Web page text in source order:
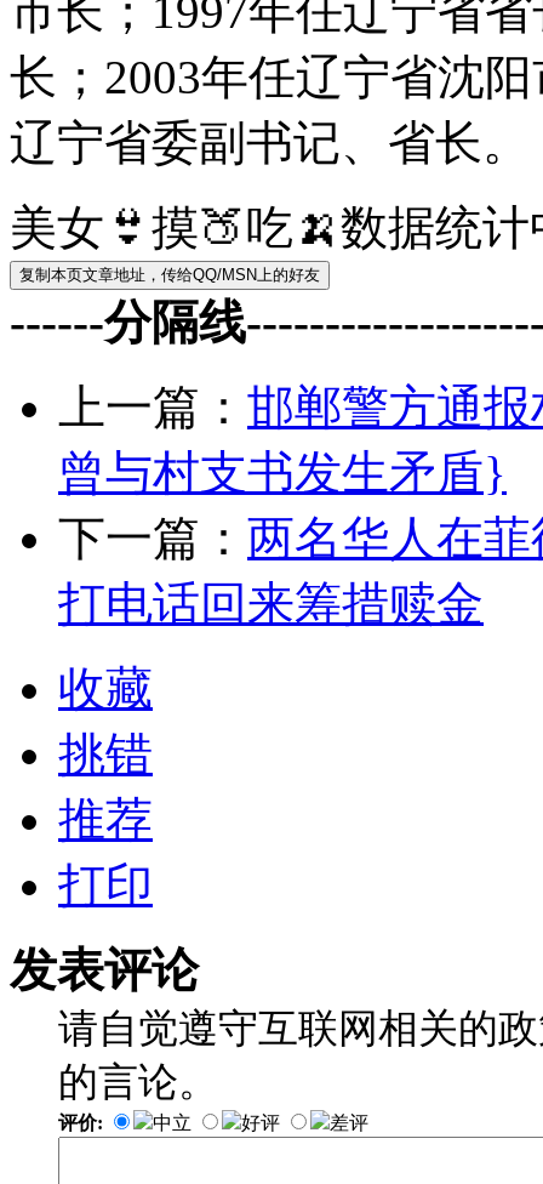
市长；1997年任辽宁省
长；2003年任辽宁省沈
辽宁省委副书记、省长。
美女👙摸🍑吃🍌数据统计
------分隔线
上一篇： 邯郸警方通
曾与村支书发生矛盾}
下一篇： 两名华人在
打电话回来筹措赎金
收藏
挑错
推荐
打印
发表评论
请自觉遵守互联网相关的
的言论。
评价: 中立 好评 差评